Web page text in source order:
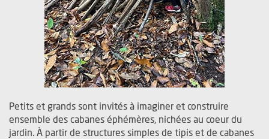
Petits et grands sont invités à imaginer et construire
ensemble des cabanes éphémères, nichées au coeur du
jardin. À partir de structures simples de tipis et de cabanes